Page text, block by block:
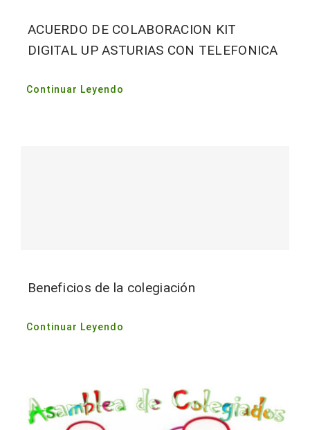
ACUERDO DE COLABORACION KIT
DIGITAL UP ASTURIAS CON TELEFONICA
Continuar Leyendo
Beneficios de la colegiación
Continuar Leyendo